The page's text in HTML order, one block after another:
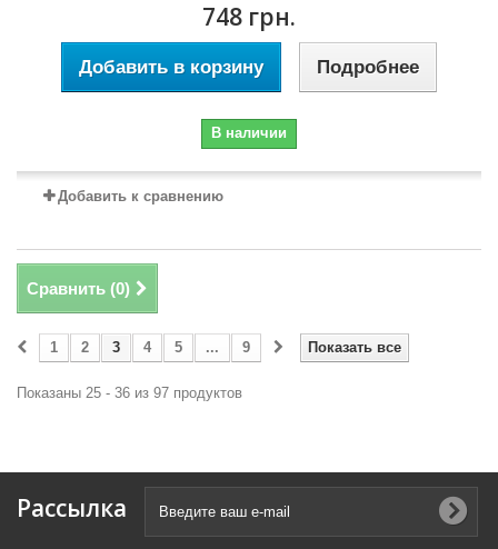
748 грн.
Добавить в корзину Подробнее
В наличии
Добавить к сравнению
Сравнить (0)
Показать все
1 2 3 4 5 ... 9
Показаны 25 - 36 из 97 продуктов
Рассылка